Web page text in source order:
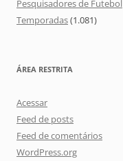
Pesquisadores de Futebol
Temporadas(1.081)
ÁREA RESTRITA
Acessar
Feed de posts
Feed de comentários
WordPress.org